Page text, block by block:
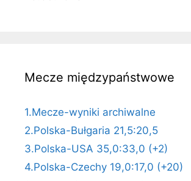
Mecze międzypaństwowe
1.Mecze-wyniki archiwalne
2.Polska-Bułgaria 21,5:20,5
3.Polska-USA 35,0:33,0 (+2)
4.Polska-Czechy 19,0:17,0 (+20)